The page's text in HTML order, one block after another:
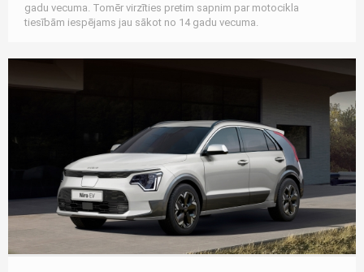
gadu vecuma. Tomēr virzīties pretim sapnim par motocikla
tiesībām iespējams jau sākot no 14 gadu vecuma.